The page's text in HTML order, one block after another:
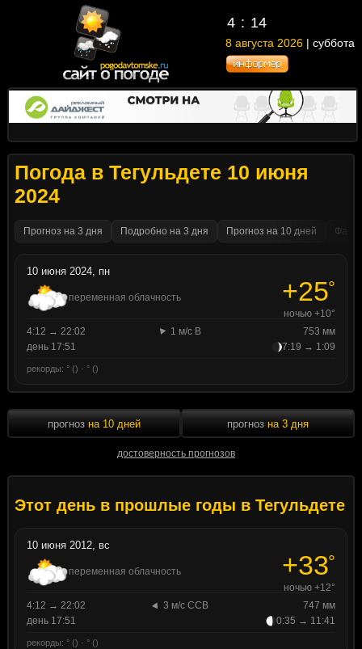
4 14
8 августа 2026 | суббота
Погода в Тегульдете 10 июня
2024
Прогноз на 3 дня Подробно на 3 дня Прогноз на 10 дней
10 июня 2024, пн
переменная облачность +25°
ночью +10°
4:12 → 22:02
1 м/с В
753 мм
день 17:51
7:19 → 1:09
рекорды: ° () · ° ()
прогноз на 10 дней
достоверность прогнозов
прогноз на 3 дня
Этот день в прошлые годы в Тегульдете
10 июня 2012, вс
переменная облачность +33°
ночью +12°
4:12 → 22:02
3 м/с ССВ
747 мм
день 17:51
0:35 → 11:41
рекорды: ° () · ° ()